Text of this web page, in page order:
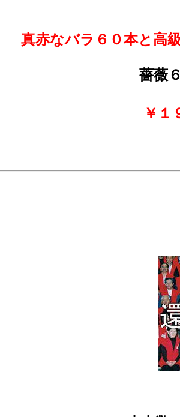
真赤なバラ６０本と高
薔薇
￥１